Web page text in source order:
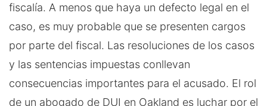
fiscalía. A menos que haya un defecto legal en el
caso, es muy probable que se presenten cargos
por parte del fiscal. Las resoluciones de los casos
y las sentencias impuestas conllevan
consecuencias importantes para el acusado. El rol
de un abogado de DUI en Oakland es luchar por el